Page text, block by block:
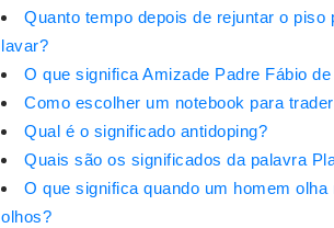
Quanto tempo depois de rejuntar o piso
lavar?
O que significa Amizade Padre Fábio
Como escolher um notebook para
Qual é o significado antidoping?
Quais são os significados da palavra
O que significa quando um homem olha
olhos?